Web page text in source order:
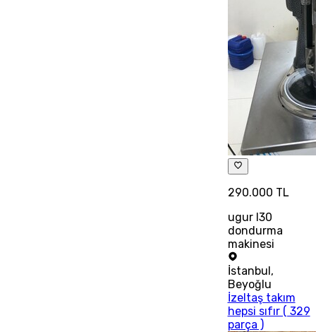
290.000 TL
ugur l30
dondurma
makinesi
İstanbul,
Beyoğlu
İzeltaş takım
hepsi sıfır ( 329
parça )